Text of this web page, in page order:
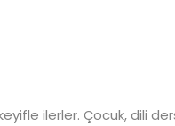
ilerler. Çocuk, dili